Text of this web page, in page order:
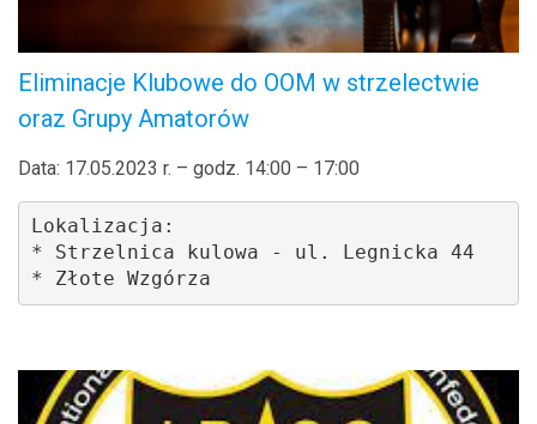
Eliminacje Klubowe do OOM w strzelectwie
oraz Grupy Amatorów
Data: 17.05.2023 r. – godz. 14:00 – 17:00
Lokalizacja:
* Strzelnica kulowa - ul. Legnicka 44
* Złote Wzgórza